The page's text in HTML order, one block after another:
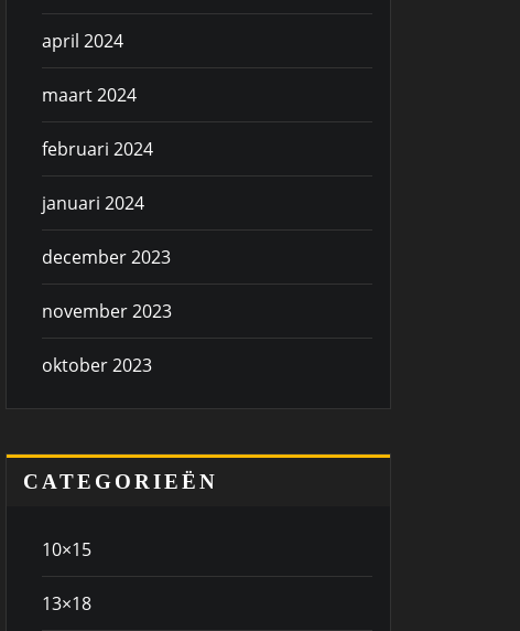
april 2024
maart 2024
februari 2024
januari 2024
december 2023
november 2023
oktober 2023
CATEGORIEËN
10×15
13×18